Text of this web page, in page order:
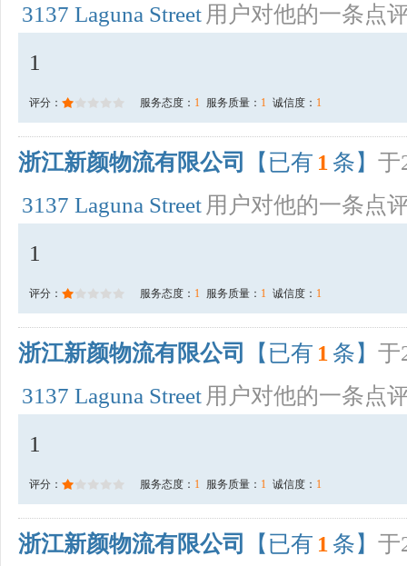
3137 Laguna Street 用户对他的一条点
1
评分： 服务态度： 1 服务质量： 1 诚信度： 1
浙江新颜物流有限公司 【已有 1 条】 于
3137 Laguna Street 用户对他的一条点
1
评分： 服务态度： 1 服务质量： 1 诚信度： 1
浙江新颜物流有限公司 【已有 1 条】 于
3137 Laguna Street 用户对他的一条点
1
评分： 服务态度： 1 服务质量： 1 诚信度： 1
浙江新颜物流有限公司 【已有 1 条】 于